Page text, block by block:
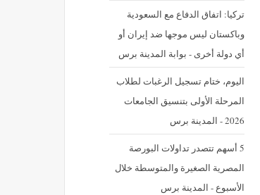
تركيا: اتفاق الدفاع مع السعودية
وباكستان ليس موجها ضد إيران أو
أي دولة أخرى - بوابة المدينة برس
اليوم، ختام تسجيل الرغبات لطلاب
المرحلة الأولى بتنسيق الجامعات
2026 - المدينة برس
5 أسهم تتصدر تداولات البورصة
المصرية الصغيرة والمتوسطة خلال
الأسبوع - المدينة برس